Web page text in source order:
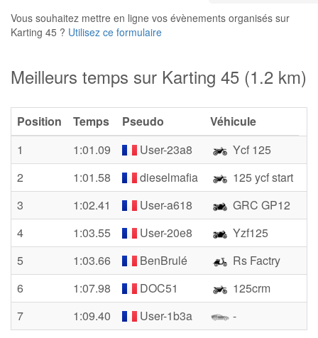
Vous souhaitez mettre en ligne vos évènements organisés sur
Karting 45 ? Utilisez ce formulaire
Meilleurs temps sur Karting 45 (1.2 km)
Position Temps Pseudo
Véhicule
1
1:01.09 User-23a8
Ycf 125
2
1:01.58 dieselmafia
125 ycf start
3
1:02.41 User-a618
GRC GP12
4
1:03.55 User-20e8
Yzf125
5
1:03.66 BenBrulé
Rs Factry
6
1:07.98 DOC51
125crm
7
1:09.40 User-1b3a -